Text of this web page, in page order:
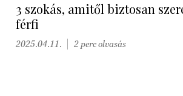
3 szokás, amitől biztosan
férfi
2025.04.11. 2 perc olvasás